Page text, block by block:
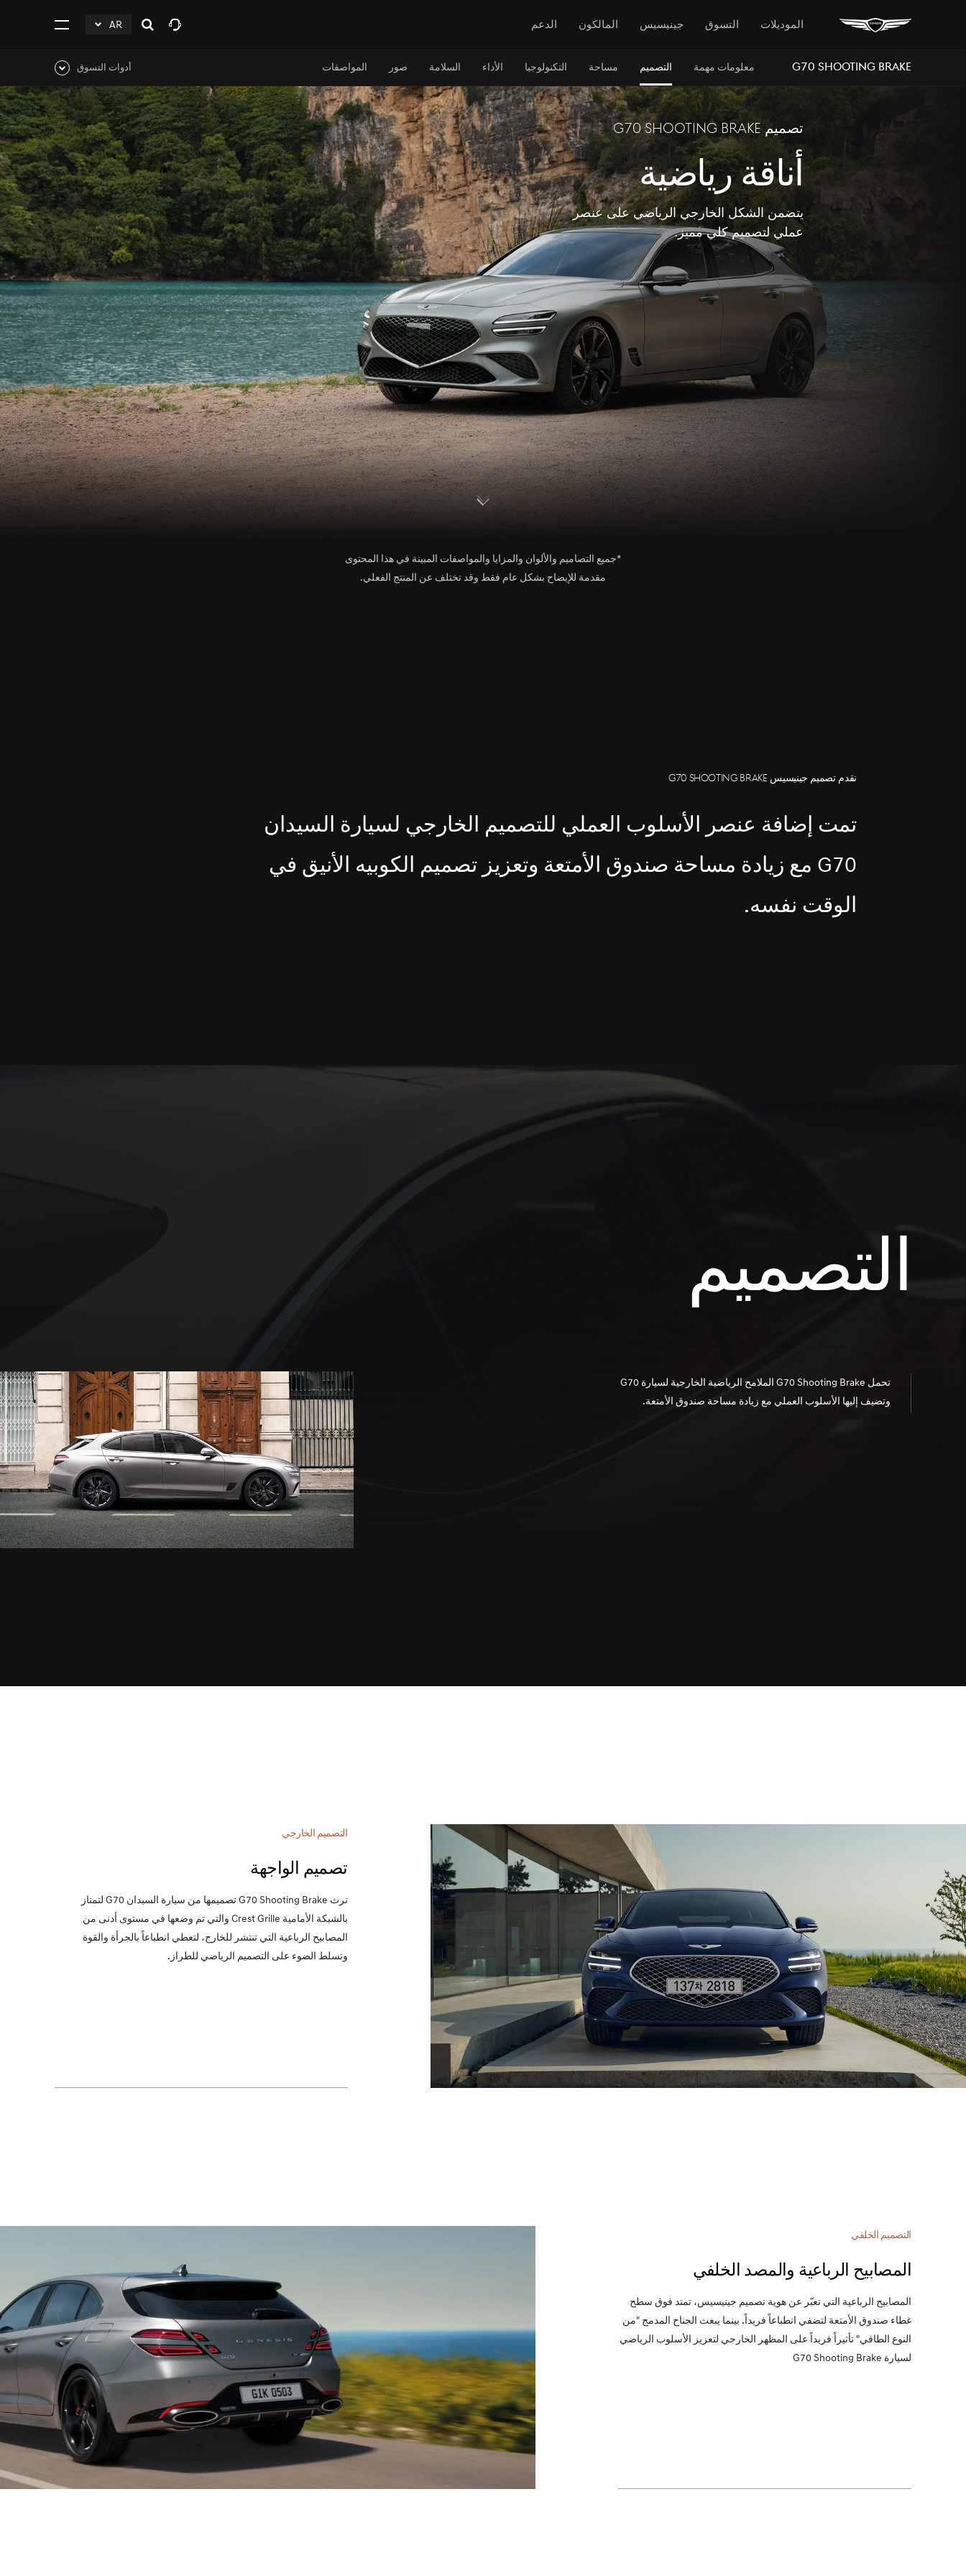
الموديلات التسوق جينيسيس المالكون الدعم AR
click
اضغط
G70 Shooting Brake معلومات مهمة التصميم مساحة التكنولوجيا الأداء السلامة صور المواصفات أدوات التسوق
اضغط
تصميم G70 Shooting Brake
أناقة رياضية
يتضمن الشكل الخارجي الرياضي على عنصر
عملي لتصميم كلي مميز.
S
c
r
o
l
l
d
o
w
n
*جميع التصاميم والألوان والمزايا والمواصفات المبينة في هذا المحتوى
مقدمة للإيضاح بشكل عام فقط وقد تختلف عن المنتج الفعلي.
نقدم تصميم جينيسيس G70 SHOOTING BRAKE
تمت إضافة عنصر الأسلوب العملي للتصميم الخارجي لسيارة السيدان
G70 مع زيادة مساحة صندوق الأمتعة وتعزيز تصميم الكوبيه الأنيق في
الوقت نفسه.
التصميم
تحمل G70 Shooting Brake الملامح الرياضية الخارجية لسيارة G70
وتضيف إليها الأسلوب العملي مع زيادة مساحة صندوق الأمتعة.
التصميم الخارجي
تصميم الواجهة
ترث G70 Shooting Brake تصميمها من سيارة السيدان G70 لتمتاز
بالشبكة الأمامية Crest Grille والتي تم وضعها في مستوى أدنى من
المصابيح الرباعية التي تنتشر للخارج، لتعطي انطباعاً بالجرأة والقوة
وتسلط الضوء على التصميم الرياضي للطراز.
التصميم الخلفي
المصابيح الرباعية والمصد الخلفي
المصابيح الرباعية التي تعبّر عن هوية تصميم جينيسيس، تمتد فوق سطح
غطاء صندوق الأمتعة لتضفي انطباعاً فريداً. بينما يبعث الجناح المدمج "من
النوع الطافي" تأثيراً فريداً على المظهر الخارجي لتعزيز الأسلوب الرياضي
لسيارة G70 Shooting Brake